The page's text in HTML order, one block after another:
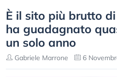
È il sito più brutto
ha guadagnato
un solo anno
Gabriele Marrone 6